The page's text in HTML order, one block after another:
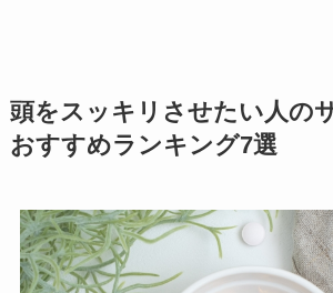
頭をスッキリさせたい人の
おすすめランキング7選